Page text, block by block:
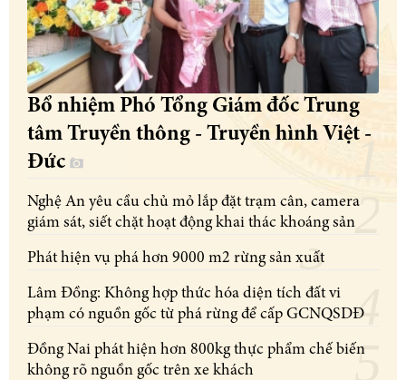
Bổ nhiệm Phó Tổng Giám đốc Trung
tâm Truyền thông - Truyền hình Việt -
Đức
Nghệ An yêu cầu chủ mỏ lắp đặt trạm cân, camera
giám sát, siết chặt hoạt động khai thác khoáng sản
Phát hiện vụ phá hơn 9000 m2 rừng sản xuất
Lâm Đồng: Không hợp thức hóa diện tích đất vi
phạm có nguồn gốc từ phá rừng để cấp GCNQSDĐ
Đồng Nai phát hiện hơn 800kg thực phẩm chế biến
không rõ nguồn gốc trên xe khách